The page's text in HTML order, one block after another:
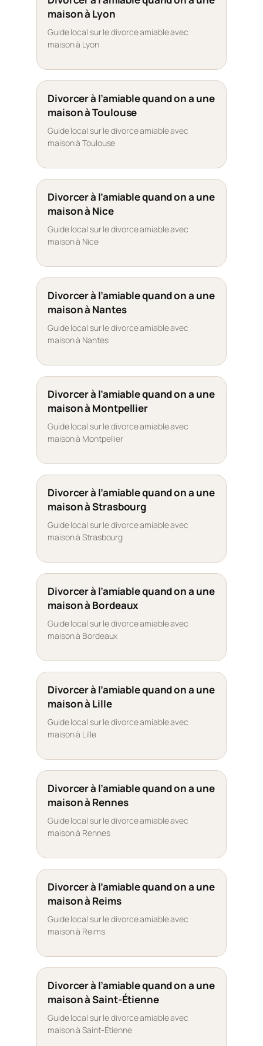
maison à Lyon
Guide local sur le divorce amiable avec
maison à Lyon
Divorcer à l’amiable quand on a une
maison à Toulouse
Guide local sur le divorce amiable avec
maison à Toulouse
Divorcer à l’amiable quand on a une
maison à Nice
Guide local sur le divorce amiable avec
maison à Nice
Divorcer à l’amiable quand on a une
maison à Nantes
Guide local sur le divorce amiable avec
maison à Nantes
Divorcer à l’amiable quand on a une
maison à Montpellier
Guide local sur le divorce amiable avec
maison à Montpellier
Divorcer à l’amiable quand on a une
maison à Strasbourg
Guide local sur le divorce amiable avec
maison à Strasbourg
Divorcer à l’amiable quand on a une
maison à Bordeaux
Guide local sur le divorce amiable avec
maison à Bordeaux
Divorcer à l’amiable quand on a une
maison à Lille
Guide local sur le divorce amiable avec
maison à Lille
Divorcer à l’amiable quand on a une
maison à Rennes
Guide local sur le divorce amiable avec
maison à Rennes
Divorcer à l’amiable quand on a une
maison à Reims
Guide local sur le divorce amiable avec
maison à Reims
Divorcer à l’amiable quand on a une
maison à Saint-Étienne
Guide local sur le divorce amiable avec
maison à Saint-Étienne